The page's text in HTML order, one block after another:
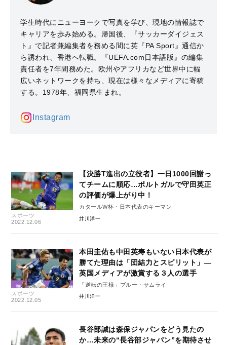
学生時代にニューヨークで写真を学び、現地の情報誌で
キャリアを歩み始める。帰国後、『サッカーダイジェス
ト』で記者兼編集者を務める間に英『PA Sport』通信か
ら誘われ、香港へ転職。『UEFA.com日本語版』の編集
責任者を7年間務めた。欧州やアフリカなど世界中に幅
広いネットワークを持ち、現在は様々なメディアに寄稿
する。1978年、福岡県生まれ。
Instagram
スポーツ
2022.12.06
【決勝T進出の立役者】一日1000回謝っ
てチームに順応…ポルトガルで守田英正
の評価が爆上がり中！
カタールW杯・日本代表のキーマン
井川洋一
スポーツ
2022.12.05
本田圭佑も中田英寿もいない日本代表が
勝てた理由は「団結力とスピリット」―
英国メディアが激賞する３人の選手
「逆転の王様」ブルー・サムライ
井川洋一
長谷部誠は森保ジャパンをどう見たの
か…未来の“長谷部ジャパン”を期待させ